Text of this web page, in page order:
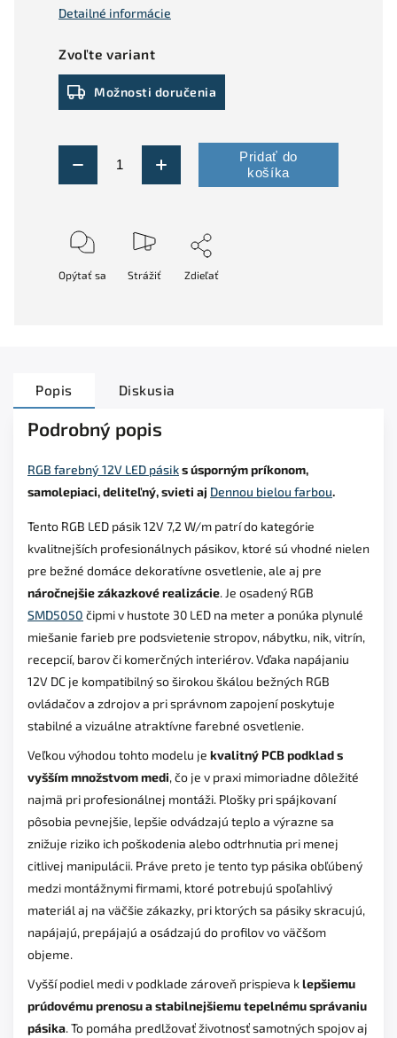
Zvoľte variant
Možnosti doručenia
Pridať do
košíka
Detailné informácie
Opýtať sa Strážiť Zdieľať
Popis Diskusia
Podrobný popis
RGB farebný 12V LED pásiks úsporným príkonom,
samolepiaci, deliteľný, svieti aj Dennou bielou farbou.
Tento RGB LED pásik 12V 7,2 W/m patrí do kategórie
kvalitnejších profesionálnych pásikov, ktoré sú vhodné nielen
pre bežné domáce dekoratívne osvetlenie, ale aj pre
náročnejšie zákazkové realizácie. Je osadený RGB
SMD5050 čipmi v hustote 30 LED na meter a ponúka plynulé
miešanie farieb pre podsvietenie stropov, nábytku, nik, vitrín,
recepcií, barov či komerčných interiérov. Vďaka napájaniu
12V DC je kompatibilný so širokou škálou bežných RGB
ovládačov a zdrojov a pri správnom zapojení poskytuje
stabilné a vizuálne atraktívne farebné osvetlenie.
Veľkou výhodou tohto modelu je kvalitný PCB podklad s
vyšším množstvom medi, čo je v praxi mimoriadne dôležité
najmä pri profesionálnej montáži. Plošky pri spájkovaní
pôsobia pevnejšie, lepšie odvádzajú teplo a výrazne sa
znižuje riziko ich poškodenia alebo odtrhnutia pri menej
citlivej manipulácii. Práve preto je tento typ pásika obľúbený
medzi montážnymi firmami, ktoré potrebujú spoľahlivý
materiál aj na väčšie zákazky, pri ktorých sa pásiky skracujú,
napájajú, prepájajú a osádzajú do profilov vo väčšom
objeme.
Vyšší podiel medi v podklade zároveň prispieva klepšiemu
prúdovému prenosu a stabilnejšiemu tepelnému správaniu
pásika. To pomáha predlžovať životnosť samotných spojov aj